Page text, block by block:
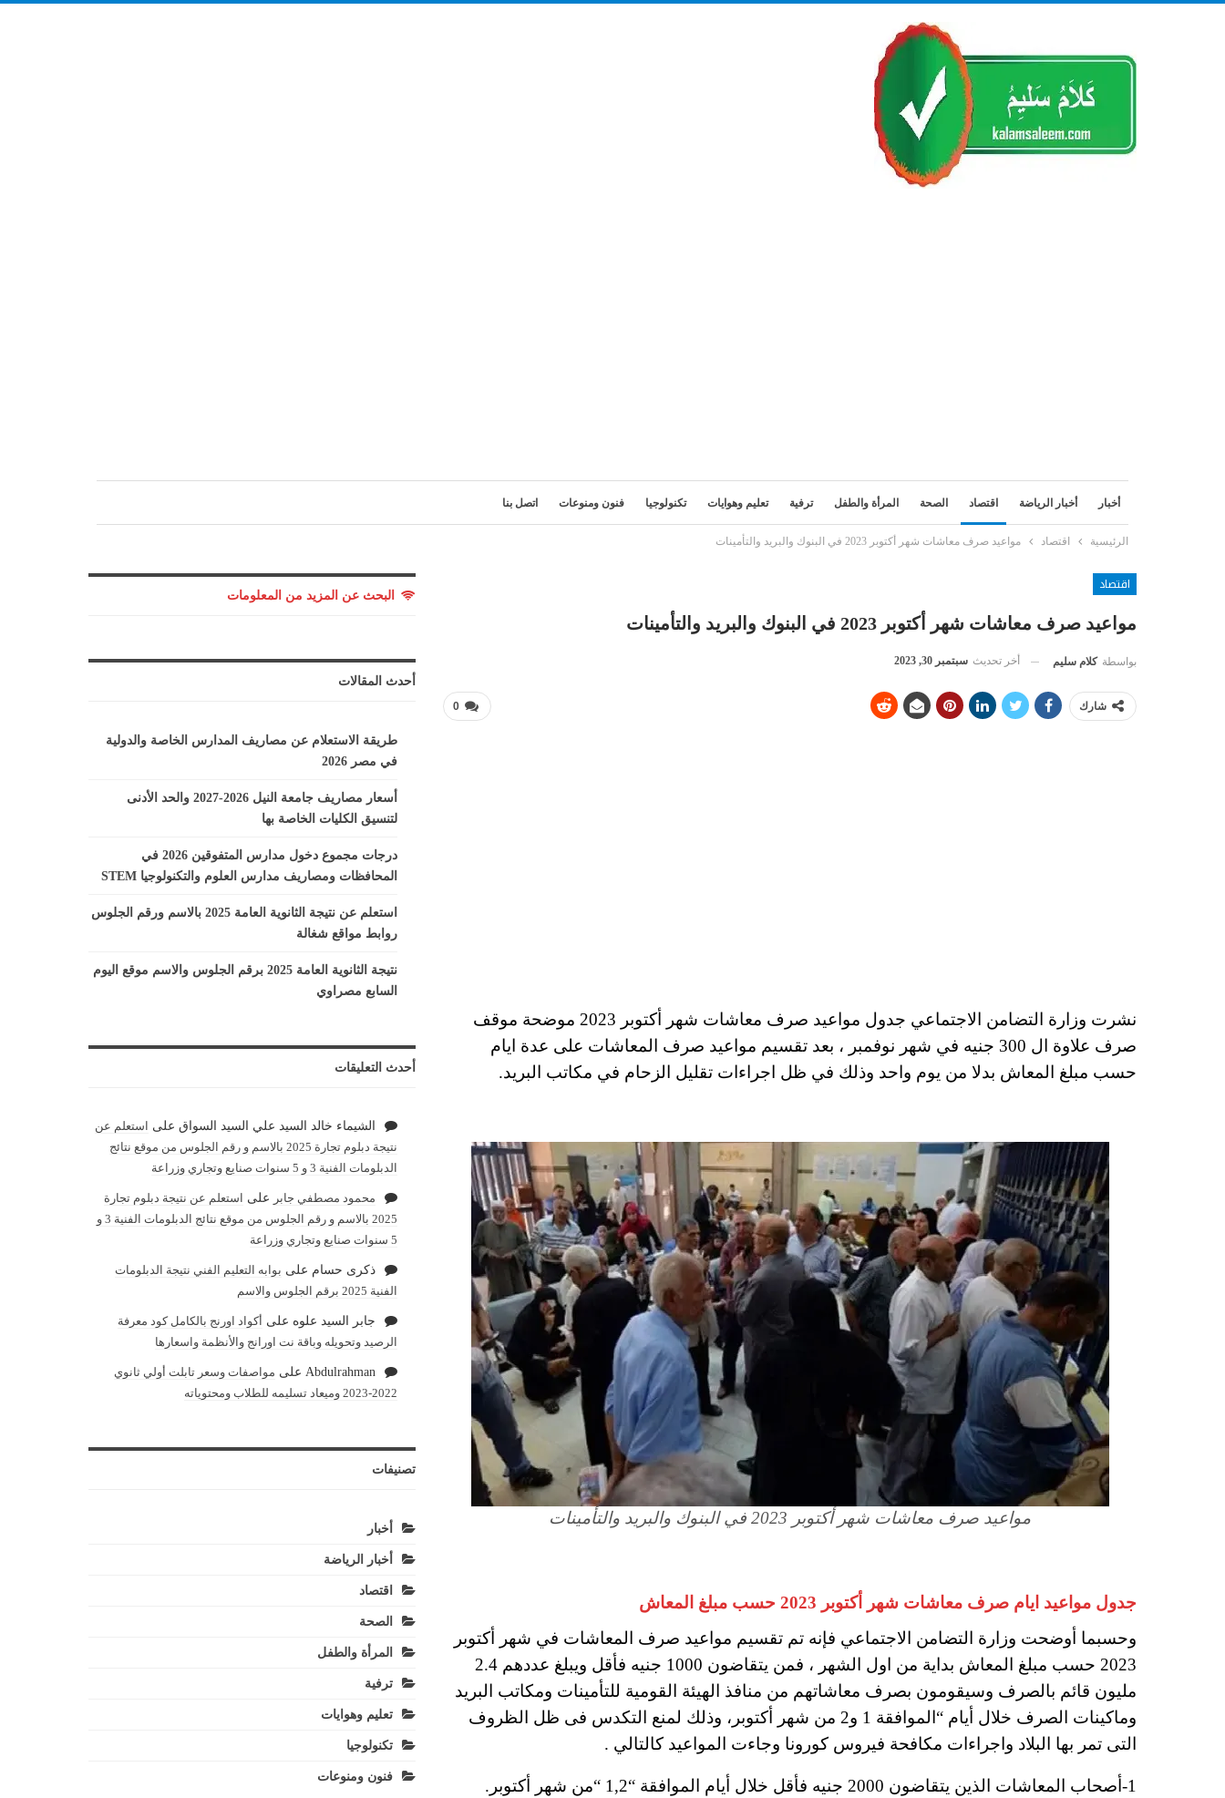
أخبار أخبار الرياضة اقتصاد الصحة المرأة والطفل ترفية تعليم وهوايات تكنولوجيا فنون ومنوعات اتصل بنا
الرئيسية اقتصاد مواعيد صرف معاشات شهر أكتوبر 2023 في البنوك والبريد والتأمينات
اقتصاد
مواعيد صرف معاشات شهر أكتوبر 2023 في البنوك والبريد والتأمينات
بواسطة كلام سليم أخر تحديث سبتمبر 30, 2023
0 شارك
نشرت وزارة التضامن الاجتماعي جدول مواعيد صرف معاشات شهر أكتوبر 2023 موضحة موقف
صرف علاوة ال 300 جنيه في شهر نوفمبر ، بعد تقسيم مواعيد صرف المعاشات على عدة ايام
حسب مبلغ المعاش بدلا من يوم واحد وذلك في ظل اجراءات تقليل الزحام في مكاتب البريد.
مواعيد صرف معاشات شهر أكتوبر 2023 في البنوك والبريد والتأمينات
جدول مواعيد ايام صرف معاشات شهر أكتوبر 2023 حسب مبلغ المعاش
وحسبما أوضحت وزارة التضامن الاجتماعي فإنه تم تقسيم مواعيد صرف المعاشات في شهر أكتوبر
2023 حسب مبلغ المعاش بداية من اول الشهر ، فمن يتقاضون 1000 جنيه فأقل ويبلغ عددهم 2.4
مليون قائم بالصرف وسيقومون بصرف معاشاتهم من منافذ الهيئة القومية للتأمينات ومكاتب البريد
وماكينات الصرف خلال أيام “الموافقة 1 و2 من شهر أكتوبر، وذلك لمنع التكدس فى ظل الظروف
التى تمر بها البلاد واجراءات مكافحة فيروس كورونا وجاءت المواعيد كالتالي .
1-أصحاب المعاشات الذين يتقاضون 2000 جنيه فأقل خلال أيام الموافقة “1,2 “من شهر أكتوبر.
البحث عن المزيد من المعلومات
أحدث المقالات
طريقة الاستعلام عن مصاريف المدارس الخاصة والدولية
في مصر 2026
أسعار مصاريف جامعة النيل 2026-2027 والحد الأدنى
لتنسيق الكليات الخاصة بها
درجات مجموع دخول مدارس المتفوقين 2026 في
المحافظات ومصاريف مدارس العلوم والتكنولوجيا STEM
استعلم عن نتيجة الثانوية العامة 2025 بالاسم ورقم الجلوس
روابط مواقع شغالة
نتيجة الثانوية العامة 2025 برقم الجلوس والاسم موقع اليوم
السابع مصراوي
أحدث التعليقات
الشيماء خالد السيد علي السيد السواقعلى
استعلم عن
نتيجة دبلوم تجارة 2025 بالاسم و رقم الجلوس من موقع نتائج
الدبلومات الفنية 3 و 5 سنوات صنايع وتجاري وزراعة
محمود مصطفي جابر على
استعلم عن نتيجة دبلوم تجارة
2025 بالاسم و رقم الجلوس من موقع نتائج الدبلومات الفنية 3 و
5 سنوات صنايع وتجاري وزراعة
ذكرى حسام على بوابه التعليم الفني نتيجة الدبلومات
الفنية 2025 برقم الجلوس والاسم
جابر السيد علوه على أكواد اورنج بالكامل كود معرفة
الرصيد وتحويله وباقة نت اورانج والأنظمة واسعارها
Abdulrahmanعلى مواصفات وسعر تابلت أولي ثانوي
2022-2023 وميعاد تسليمه للطلاب ومحتوياته
تصنيفات
أخبار
أخبار الرياضة
اقتصاد
الصحة
المرأة والطفل
ترفية
تعليم وهوايات
تكنولوجيا
فنون ومنوعات